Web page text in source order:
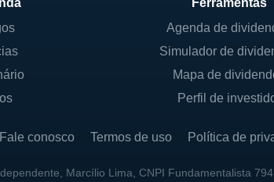
É importante destacar que a
as decisões estratégicas da companhia.
de novos investidores e
na RLI, o que facilita a autonomia da
em conformidade com a legislação
Ferramentas
Agenda de
Simulador de
Mapa de
Perfil de
Fale conosco Termos de uso Política de
Marcílio Lima, CNPI Fundamentalista